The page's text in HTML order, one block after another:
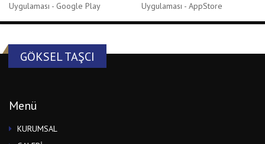
GÖKSEL TAŞCI
Menü
KURUMSAL